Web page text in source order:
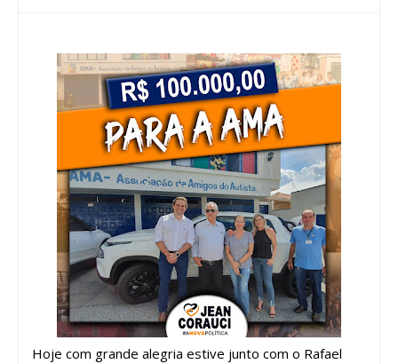
Hoje com grande alegria estive junto com o Rafael